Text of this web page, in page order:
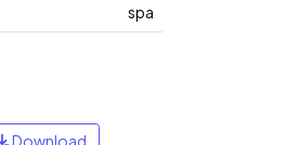
spa
Download